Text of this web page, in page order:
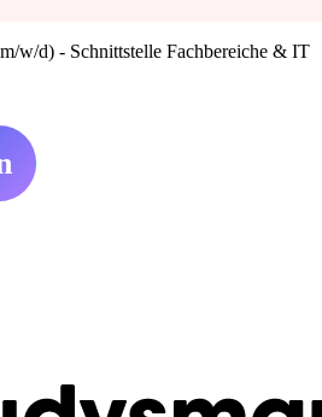
w/d) - Schnittstelle Fachbereiche & IT